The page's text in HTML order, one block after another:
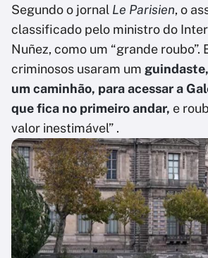
Segundo o jornal Le Parisien, o
classificado pelo ministro do
Nuñez, como um “grande roubo”.
criminosos usaram um
um caminhão, para acessar a
que fica no primeiro andar, e
valor inestimável” .